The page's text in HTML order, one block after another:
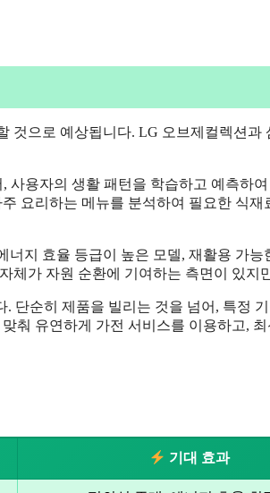
것으로 예상됩니다. LG 오브제컬렉션
용자의 생활 패턴을 학습하고 예측하
요리하는 메뉴를 분석하여 필요한 식
지 효율 등급이 높은 모델, 재활용 가
가 자원 순환에 기여하는 측면이 있
단순히 제품을 빌리는 것을 넘어, 특정
춰 유연하게 가전 서비스를 이용하고,
기대 효과